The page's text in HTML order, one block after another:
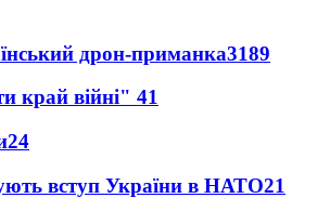
дрон-приманка3189
край війні" 41
24
вступ України в НАТО21